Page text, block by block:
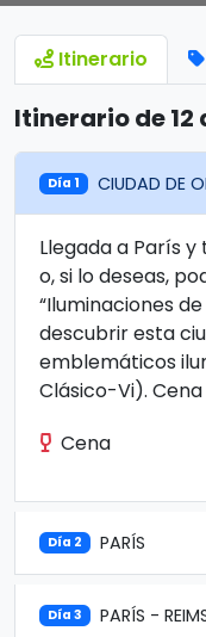
Itinerario
Itinerario de 12
Día 1 CIUDAD DE
Llegada a París
o, si lo deseas,
“Iluminaciones
descubrir esta
emblemáticos
Clásico-Vi).
Cena
Día 2 PARÍS
Día 3 PARÍS -